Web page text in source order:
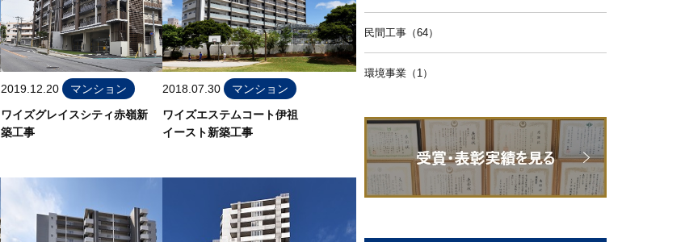
2019.12.20
マンション
ワイズグレイスシティ赤嶺新
築工事
2018.07.30
マンション
ワイズエステムコート伊祖
イースト新築工事
民間工事（64）
環境事業（1）